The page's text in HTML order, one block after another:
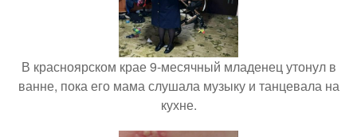
В красноярском крае 9-месячный младенец утонул в
ванне, пока его мама слушала музыку и танцевала на
кухне.